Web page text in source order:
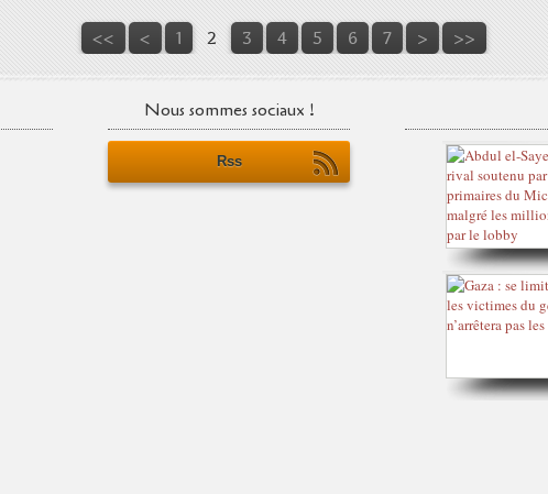
<< < 1 2 3 4 5 6 7 > >>
Nous sommes sociaux !
Rss